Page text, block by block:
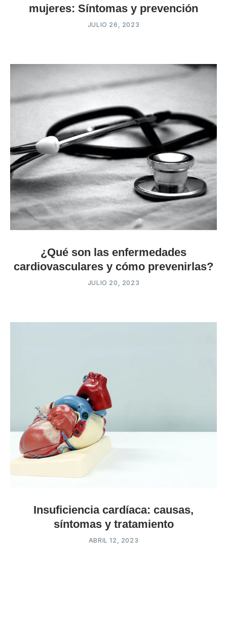
mujeres: Síntomas y prevención
JULIO 26, 2023
¿Qué son las enfermedades
cardiovasculares y cómo prevenirlas?
JULIO 20, 2023
Insuficiencia cardíaca: causas,
síntomas y tratamiento
ABRIL 12, 2023